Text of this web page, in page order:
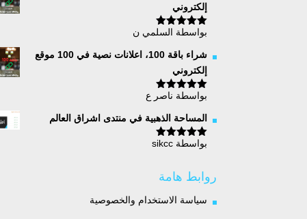
إلكتروني
تم التقييم5
بواسطة السلمي ن
شراء باقة 100، اعلانات نصية في 100 موقع
إلكتروني
تم التقييم5
بواسطة ناصر ع
المساحة الذهبية في منتدى اشراق العالم
تم التقييم5
بواسطة sikcc
روابط هامة
سياسة الاستخدام والخصوصية